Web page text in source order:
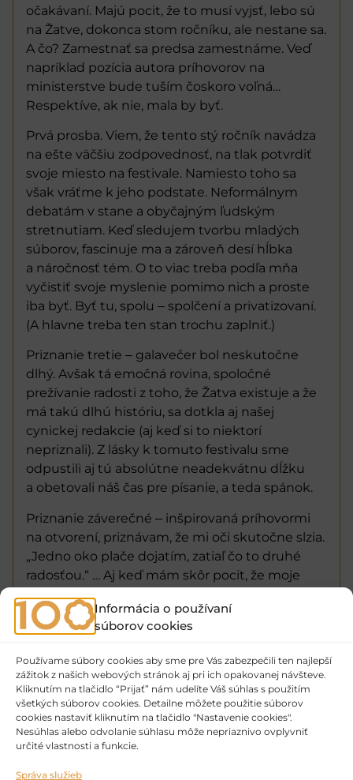
Informácia o používaní
súborov cookies
Používame súbory cookies aby sme pre Vás zabezpečili ten najlepší
zážitok z našich webových stránok aj pri ich opakovanej návšteve.
Kliknutím na tlačidlo “Prijať” nám udelíte Váš súhlas s použitím
všetkých súborov cookies. Detailne môžete použitie súborov
cookies nastaviť kliknutím na tlačidlo "Nastavenie cookies".
Nesúhlas alebo odvolanie súhlasu môže nepriaznivo ovplyvniť
určité vlastnosti a funkcie.
Správa služieb
očakávaní. Majú pocit, že to musí vyjsť, lebo sú
na Žatve, dokonca stom ročníku, ale nestane sa.
A čo? Zamestnať sa predsa zamestnáme. Veď
napríklad pozícia autora príhovorov na
ministerstve bude tuším čoskoro voľná…
Respektíve, ak nie, mala by byť.
Prvá prosba. Viem, že tento stý ročník navádza
na ešte väčšiu zodpovednosť, na tlak potvrdiť
svoje miesto na festivale. Namiesto toho sa
však vráťme k jeho podstate. Neformálnym
debatám v stane a obyčajným ľudským
stretnutiam. Keď sledujem tvorbu mladých
súborov, fascinuje ma a zároveň desí hĺbka
a náročnosť tém. O to viac treba podľa mňa
vyčistiť svoje myslenie pomimo nich a proste
iba byť. Byť tu, spolu ‒ spolčení a privatizovaní.
(A hlavne treba ten stan trochu zaplniť.)
Priznanie tretie ‒ galavečer bol neskutočne
dlhý. Avšak tá emočná rovina, spoločné
prežívanie radosti z toho, že Žatva existuje a že
má takú dlhú históriu, sa dotkla aj našej
cynickej redakcie (aj keď si to niektorí
nepriznali). Z lásky k tomuto festivalu sme
odpustili aj tú absolútne neadekvátnu dĺžku
a obetovali náš čas pre písanie, a teda spánok.
Priznanie záverečné ‒ inšpirovaná príhovormi
na otvorení, priznávam, že mi oči skutočne slzia.
„Jedno oko plače dojatím, zatiaľ čo to druhé
radosťou.“ … Aj keď mám skôr pocit, že moje
spánku. Hľadám v tom to očistenie, no
neprichádza. A preto tento úvodník… Tak
vážne. Pomáha to.
TEXT: Diddy P.
FOTO: Michal Lašut
Zásadné je povedať si pravidlá hry